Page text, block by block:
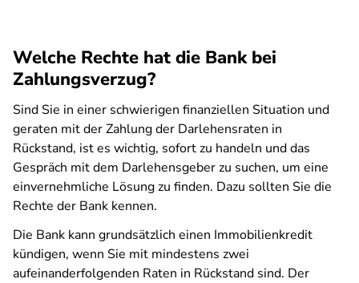
Welche Rechte hat die Bank bei
Zahlungsverzug?
Sind Sie in einer schwierigen finanziellen Situation und
geraten mit der Zahlung der Darlehensraten in
Rückstand, ist es wichtig, sofort zu handeln und das
Gespräch mit dem Darlehensgeber zu suchen, um eine
einvernehmliche Lösung zu finden. Dazu sollten Sie die
Rechte der Bank kennen.
Die Bank kann grundsätzlich einen Immobilienkredit
kündigen, wenn Sie mit mindestens zwei
aufeinanderfolgenden Raten in Rückstand sind. Der